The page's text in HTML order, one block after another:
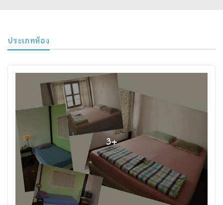
ประเภทห้อง
3+